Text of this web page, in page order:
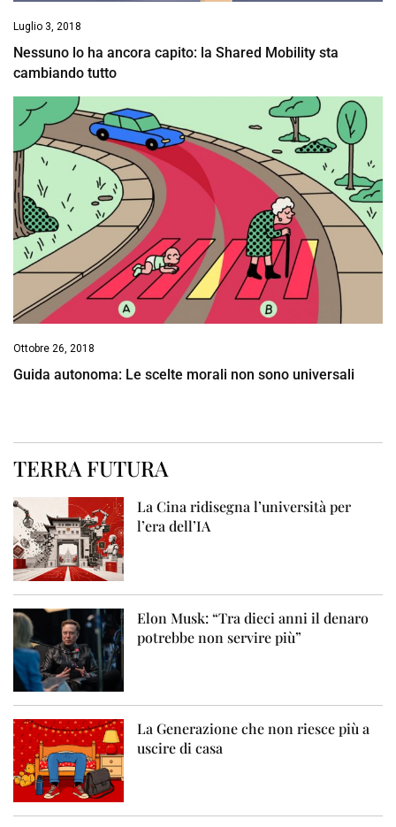
Luglio 3, 2018
Nessuno lo ha ancora capito: la Shared Mobility sta
cambiando tutto
Ottobre 26, 2018
Guida autonoma: Le scelte morali non sono universali
TERRA FUTURA
La Cina ridisegna l’università per
l’era dell’IA
Elon Musk: “Tra dieci anni il denaro
potrebbe non servire più”
La Generazione che non riesce più a
uscire di casa